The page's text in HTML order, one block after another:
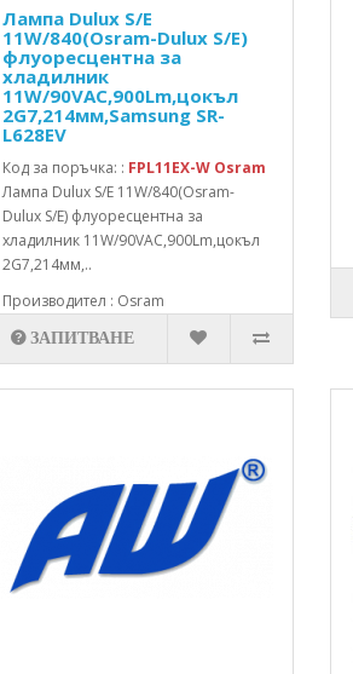
Лампа Dulux S/E
11W/840(Osram-Dulux S/E)
флуоресцентна за
хладилник
11W/90VAC,900Lm,цокъл
2G7,214мм,Samsung SR-
L628EV
Код за поръчка: : FPL11EX-W Osram
Лампа Dulux S/E 11W/840(Osram-
Dulux S/E) флуоресцентна за
хладилник 11W/90VAC,900Lm,цокъл
2G7,214мм,..
Производител : Osram
ЗАПИТВАНЕ